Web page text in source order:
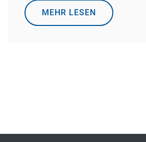
MEHR LESEN